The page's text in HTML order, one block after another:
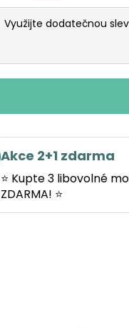
Využijte dodatečnou
Akce 2+1 zdarma
⭐ Kupte 3 libovolné
ZDARMA! ⭐